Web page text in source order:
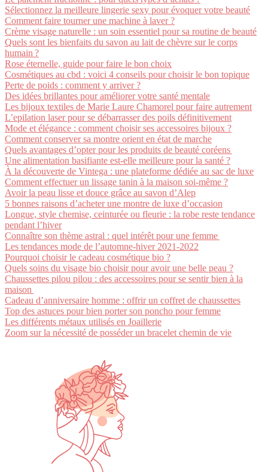
Sélectionnez la meilleure lingerie sexy pour évoquer votre beauté
Comment faire tourner une machine à laver ?
Crème visage naturelle : un soin essentiel pour sa routine de beauté
Quels sont les bienfaits du savon au lait de chèvre sur le corps
humain ?
Rose éternelle, guide pour faire le bon choix
Cosmétiques au cbd : voici 4 conseils pour choisir le bon topique
Perte de poids : comment y arriver ?
Des idées brillantes pour améliorer votre santé mentale
Les bijoux textiles de Marie Laure Chamorel pour faire autrement
L’epilation laser pour se débarrasser des poils définitivement
Mode et élégance : comment choisir ses accessoires bijoux ?
Comment conserver sa montre orient en état de marche
Quels avantages d’opter pour les produits de beauté coréens
Une alimentation basifiante est-elle meilleure pour la santé ?
À la découverte de Vintega : une plateforme dédiée au sac de luxe
Comment effectuer un lissage tanin à la maison soi-même ?
Avoir la peau lisse et douce grâce au savon d’Alep
5 bonnes raisons d’acheter une montre de luxe d’occasion
Longue, style chemise, ceinturée ou fleurie : la robe reste tendance
pendant l’hiver
Connaître son thème astral : quel intérêt pour une femme
Les tendances mode de l’automne-hiver 2021-2022
Pourquoi choisir le cadeau cosmétique bio ?
Quels soins du visage bio choisir pour avoir une belle peau ?
Chaussettes pilou pilou : des accessoires pour se sentir bien à la
maison
Cadeau d’anniversaire homme : offrir un coffret de chaussettes
Top des astuces pour bien porter son poncho pour femme
Les différents métaux utilisés en Joaillerie
Zoom sur la nécessité de posséder un bracelet chemin de vie